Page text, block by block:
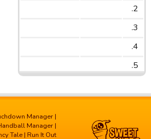
2.
3.
4.
5.
Manager |
Manager |
Tale | Run It Out